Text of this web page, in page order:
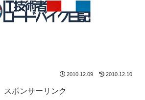
2010.12.09 2010.12.10
スポンサーリンク